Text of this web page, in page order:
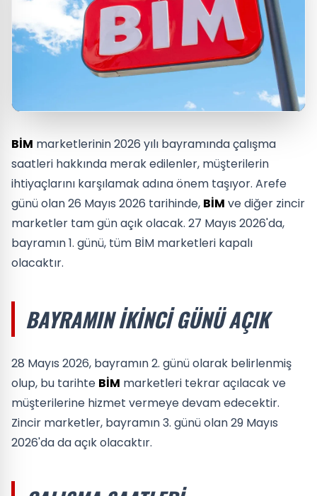
BİM marketlerinin 2026 yılı bayramında çalışma
saatleri hakkında merak edilenler, müşterilerin
ihtiyaçlarını karşılamak adına önem taşıyor. Arefe
günü olan 26 Mayıs 2026 tarihinde, BİM ve diğer zincir
marketler tam gün açık olacak. 27 Mayıs 2026'da,
bayramın 1. günü, tüm BİM marketleri kapalı
olacaktır.
BAYRAMIN İKINCI GÜNÜ AÇIK
28 Mayıs 2026, bayramın 2. günü olarak belirlenmiş
olup, bu tarihte BİM marketleri tekrar açılacak ve
müşterilerine hizmet vermeye devam edecektir.
Zincir marketler, bayramın 3. günü olan 29 Mayıs
2026'da da açık olacaktır.